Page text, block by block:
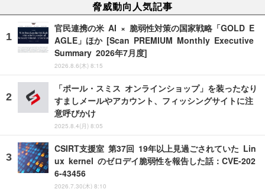
脅威動向人気記事
官民連携の米 AI × 脆弱性対策の国家戦略「GOLD E
AGLE」ほか [Scan PREMIUM Monthly Executive
Summary 2026年7月度]
2026.8.6(木) 8:15
「ポール・スミス オンラインショップ」を装ったなり
すましメールやアカウント、フィッシングサイトに注
意呼びかけ
2025.8.4(月) 8:05
CSIRT支援室 第37回 19年以上見過ごされていた Lin
ux kernel のゼロデイ脆弱性を報告した話：CVE-202
6-43456
2026.7.30(木) 8:10